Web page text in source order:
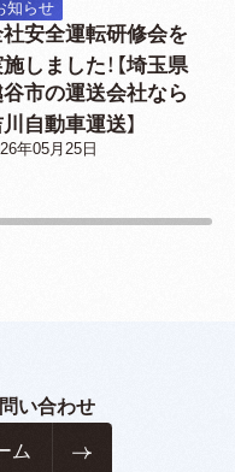
知らせ
安全運転研修会を
しました！【埼玉県
谷市の運送会社なら
自動車運送】
年05月25日
い合わせ
ム